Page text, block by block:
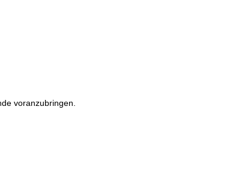
voranzubringen.